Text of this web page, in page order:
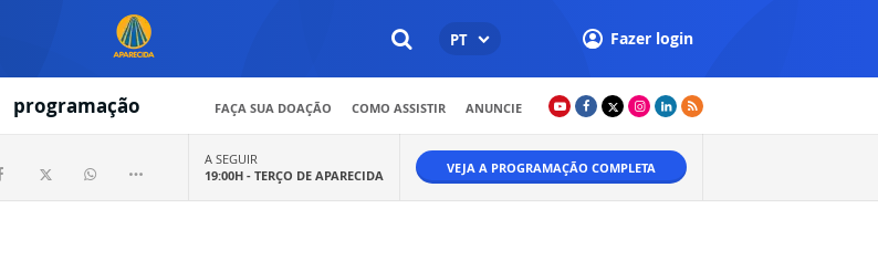
PT Fazer login
programação FAÇA SUA DOAÇÃO COMO ASSISTIR ANUNCIE
A SEGUIR
19:00H - TERÇO DE APARECIDA VEJA A PROGRAMAÇÃO COMPLETA